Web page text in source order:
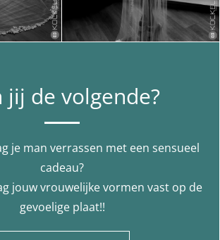
jij de volgende?
je man verrassen met een sensueel
cadeau?
jouw vrouwelijke vormen vast op de
gevoelige plaat!!